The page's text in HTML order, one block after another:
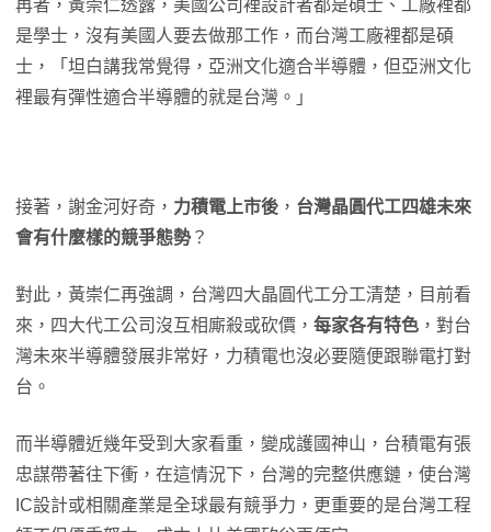
再者，黃崇仁透露，美國公司裡設計者都是碩士、工廠裡都
是學士，沒有美國人要去做那工作，而台灣工廠裡都是碩
士，「坦白講我常覺得，亞洲文化適合半導體，但亞洲文化
裡最有彈性適合半導體的就是台灣。」
接著，謝金河好奇， 力積電上市後 ， 台灣晶圓代工四雄未來
會有什麼樣的競爭態勢？
對此，黃崇仁再強調，台灣四大晶圓代工分工清楚，目前看
來，四大代工公司沒互相廝殺或砍價， 每家各有特色 ，對台
灣未來半導體發展非常好，力積電也沒必要隨便跟聯電打對
台。
而半導體近幾年受到大家看重，變成護國神山，台積電有張
忠謀帶著往下衝，在這情況下，台灣的完整供應鏈，使台灣
IC設計或相關產業是全球最有競爭力，更重要的是台灣工程